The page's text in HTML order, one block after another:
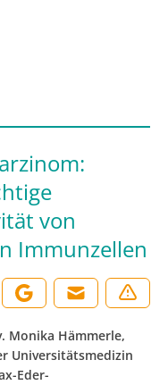
von
Immunzellen
Monika Hämmerle,
Universitätsmedizin
Eder-